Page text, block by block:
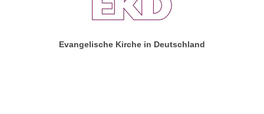
Evangelische Kirche in Deutschland